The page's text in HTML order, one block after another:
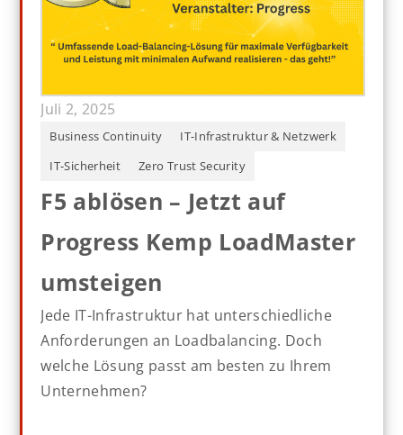
Juli 2, 2025
Business Continuity
IT-Infrastruktur & Netzwerk
IT-Sicherheit
Zero Trust Security
F5 ablösen – Jetzt auf
Progress Kemp LoadMaster
umsteigen
Jede IT-Infrastruktur hat unterschiedliche
Anforderungen an Loadbalancing. Doch
welche Lösung passt am besten zu Ihrem
Unternehmen?